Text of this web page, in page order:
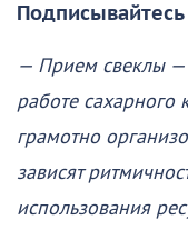
— Прием свеклы —
работе сахарного
грамотно
зависят
использования